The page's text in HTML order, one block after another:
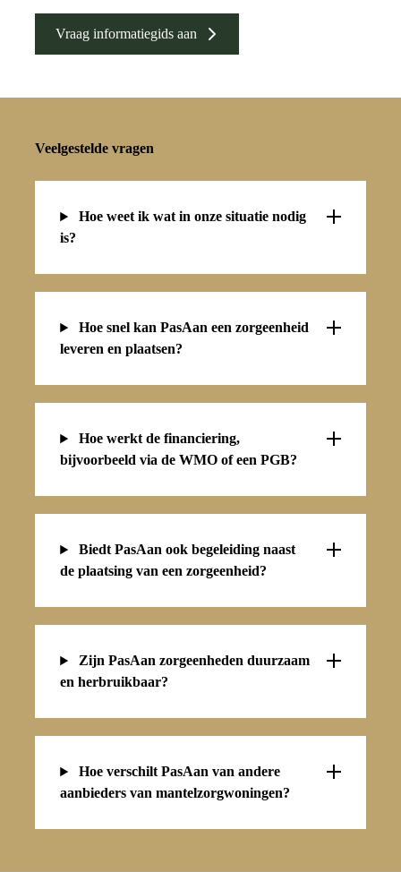
Vraag informatiegids aan
Veelgestelde vragen
Hoe weet ik wat in onze situatie nodig
is?
Hoe snel kan PasAan een zorgeenheid
leveren en plaatsen?
Hoe werkt de financiering,
bijvoorbeeld via de WMO of een PGB?
Biedt PasAan ook begeleiding naast
de plaatsing van een zorgeenheid?
Zijn PasAan zorgeenheden duurzaam
en herbruikbaar?
Hoe verschilt PasAan van andere
aanbieders van mantelzorgwoningen?